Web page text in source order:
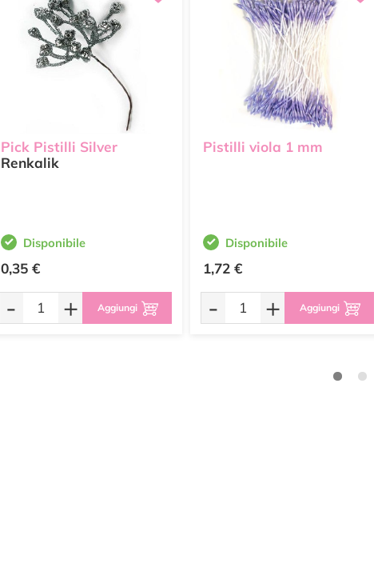
Pick Pistilli Silver
Renkalik
Disponibile
0,35 €
- + Aggiungi
Pistilli viola 1 mm
Disponibile
1,72 €
- + Aggiungi